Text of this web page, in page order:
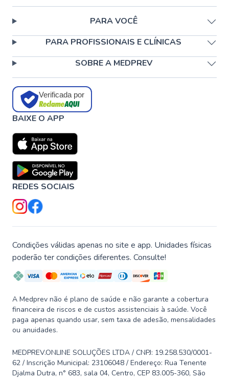
PARA VOCÊ
PARA PROFISSIONAIS E CLÍNICAS
SOBRE A MEDPREV
Verificada por
BAIXE O APP
REDES SOCIAIS
Condições válidas apenas no site e app. Unidades físicas
poderão ter condições diferentes. Consulte!
A Medprev não é plano de saúde e não garante a cobertura
financeira de riscos e de custos assistenciais à saúde. Você
paga apenas quando usar, sem taxa de adesão, mensalidades
ou anuidades.
MEDPREV.ONLINE SOLUÇÕES LTDA / CNPJ: 19.258.530/0001-
62 / Inscrição Municipal: 23106048 / Endereço: Rua Tenente
Djalma Dutra, n° 683, sala 04, Centro, CEP 83.005-360, São